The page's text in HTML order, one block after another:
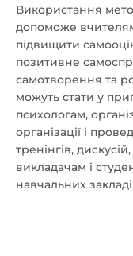
Використання
допоможе
підвищити
позитивне
самотворення та
можуть стати у
психологам,
організації і
тренінгів,
викладачам і
навчальних